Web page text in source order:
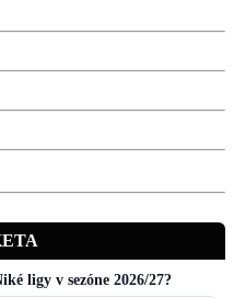
ligy v sezóne 2026/27?